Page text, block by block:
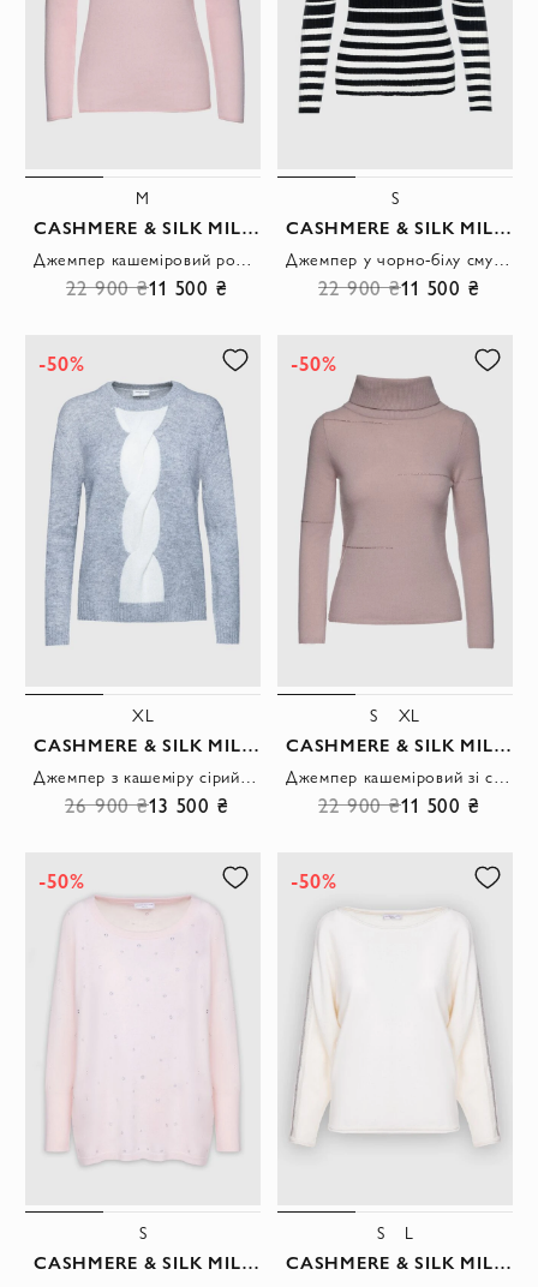
M
CASHMERE & SILK MILANO
22 900 ₴11 500 ₴
S
CASHMERE & SILK MILANO
22 900 ₴11 500 ₴
-50%
XL
CASHMERE & SILK MILANO
26 900 ₴13 500 ₴
-50%
S XL
CASHMERE & SILK MILANO
22 900 ₴11 500 ₴
-50%
S
CASHMERE & SILK MILANO
-50%
S L
CASHMERE & SILK MILANO